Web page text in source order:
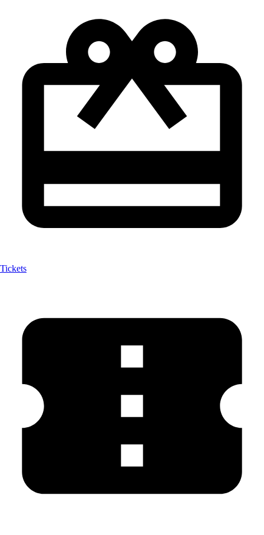
Tickets